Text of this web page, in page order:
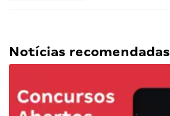
Notícias recomendadas